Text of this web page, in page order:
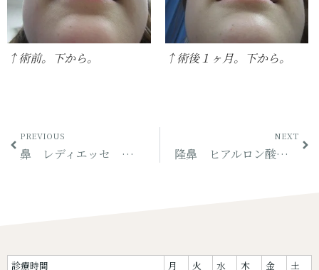
↑術前。下から。 ↑術後１ヶ月。下から。
PREVIOUS
鼻 レディエッセ モニター（他院 修正例）
NEXT
隆鼻 ヒアルロン酸 モニター
診療時間 月 火 水 木 金
土